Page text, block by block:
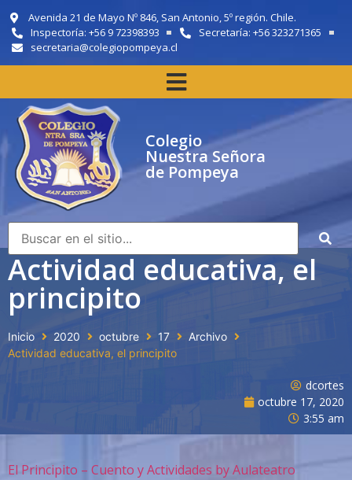
Avenida 21 de Mayo Nº 846, San Antonio, 5º región. Chile.
Inspectoría: +56 9 72398393
Secretaría: +56 323271365
secretaria@colegiopompeya.cl
Colegio
Nuestra Señora
de Pompeya
Actividad educativa, el
principito
Inicio 2020 octubre 17
Archivo
Actividad educativa, el principito
dcortes
octubre 17, 2020
3:55 am
El Principito – Cuento y Actividades by Aulateatro